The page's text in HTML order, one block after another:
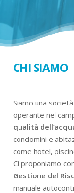
CHI SIAMO
Siamo una
operante nel
qualità
condomini e
come hotel,
Ci proponiamo
Gestione del
manuale